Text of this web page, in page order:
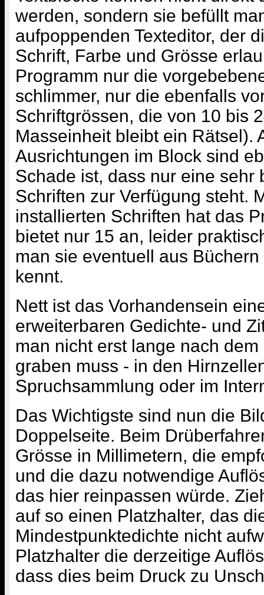
werden, sondern sie befüllt
aufpoppenden Texteditor, der
Schrift, Farbe und Grösse
Programm nur die
schlimmer, nur die ebenfalls
Schriftgrössen, die von 10 bis
Masseinheit bleibt ein Rätsel).
Ausrichtungen im Block sind
Schade ist, dass nur eine sehr
Schriften zur Verfügung steht.
installierten Schriften hat das
bietet nur 15 an, leider
man sie eventuell aus
kennt.
Nett ist das Vorhandensein
erweiterbaren Gedichte- und
man nicht erst lange nach
graben muss - in den
Spruchsammlung oder im
Das Wichtigste sind nun die
Doppelseite. Beim
Grösse in Millimetern, die
und die dazu notwendige
das hier reinpassen würde.
auf so einen Platzhalter, das
Mindestpunktedichte nicht
Platzhalter die derzeitige
dass dies beim Druck zu